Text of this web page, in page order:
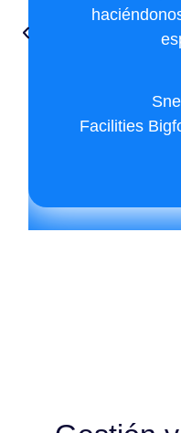
Facilities